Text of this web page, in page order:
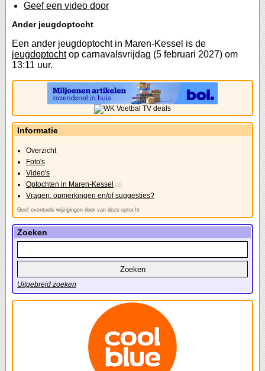
Geef een video door
Ander jeugdoptocht
Een ander jeugdoptocht in Maren-Kessel is de
jeugdoptochtop carnavalsvrijdag (5 februari 2027) om
13:11 uur.
Informatie
Overzicht
Foto's
Video's
Optochten in Maren-Kessel
(2)
Vragen, opmerkingen en/of suggesties?
Geef eventuele wijzigingen door van deze optocht
Zoeken
Uitgebreid zoeken